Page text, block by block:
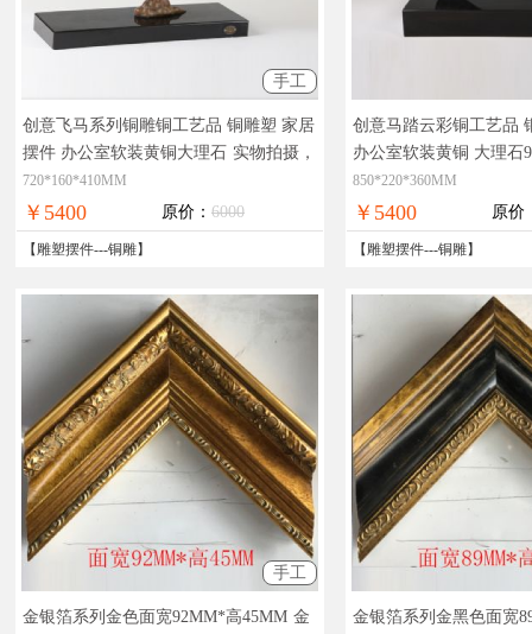
手工
创意飞马系列铜雕铜工艺品 铜雕塑 家居
摆件 办公室软装黄铜大理石 实物拍摄，
精品艺术，在线支付，全国免邮
720*160*410MM
￥5400 原价： 6000
【雕塑摆件---铜雕】
创意马踏云彩铜工艺品
办公室软装黄铜 大理石
精品艺术，在线支付，
850*220*360MM
￥5400 原价
【雕塑摆件---铜雕】
手工
金银箔系列金色面宽92MM*高45MM 金
金银箔系列金黑色面宽